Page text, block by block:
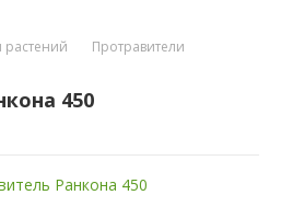
растений
Протравители
450